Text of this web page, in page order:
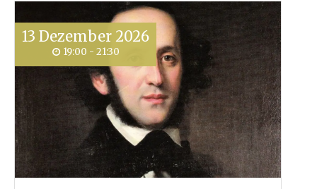
13 Dezember 2026
19:00 - 21:30